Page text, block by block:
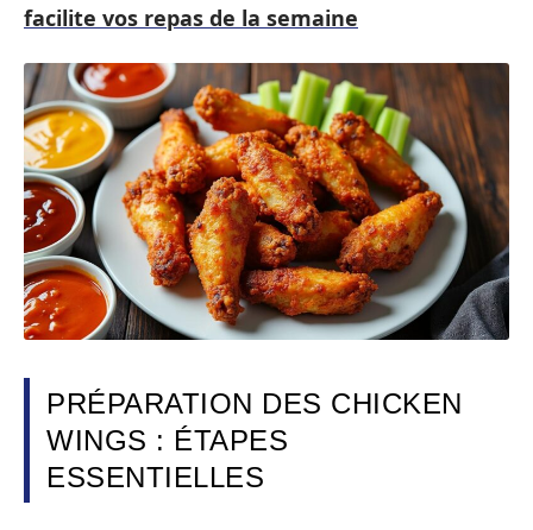
facilite vos repas de la semaine
PRÉPARATION DES CHICKEN
WINGS : ÉTAPES
ESSENTIELLES